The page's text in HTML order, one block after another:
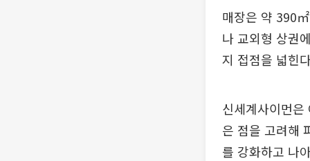
매장은 약 390
나 교외형 상권
지 접점을 넓힌
신세계사이먼
은 점을 고려해
를 강화하고 나